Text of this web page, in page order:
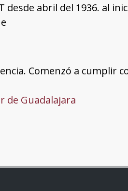
desde abril del 1936. al
Comenzó a cumplir
de Guadalajara